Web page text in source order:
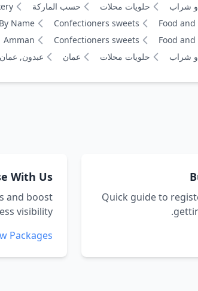
شراب حلويات محلات حسب الماركة
Food
Confectioners sweets
By Name
Food
Confectioners sweets
Amman
شراب حلويات محلات عمان عبدون, عمان
Quick guide to
With Us
and boost
visibility.
Packages →